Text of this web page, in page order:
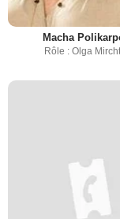
Macha
Rôle : Olga